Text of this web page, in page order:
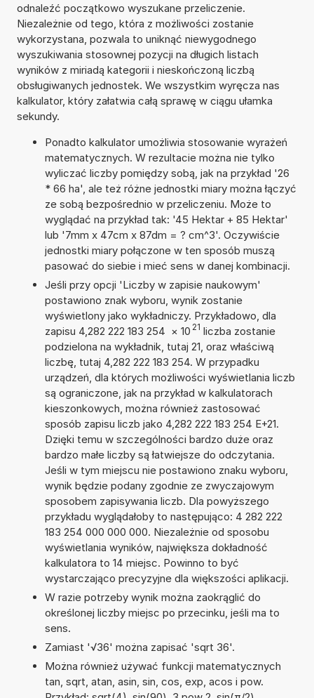
odnaleźć początkowo wyszukane przeliczenie.
Niezależnie od tego, która z możliwości zostanie
wykorzystana, pozwala to uniknąć niewygodnego
wyszukiwania stosownej pozycji na długich listach
wyników z miriadą kategorii i nieskończoną liczbą
obsługiwanych jednostek. We wszystkim wyręcza nas
kalkulator, który załatwia całą sprawę w ciągu ułamka
sekundy.
Ponadto kalkulator umożliwia stosowanie wyrażeń
matematycznych. W rezultacie można nie tylko
wyliczać liczby pomiędzy sobą, jak na przykład '26
* 66 ha', ale też różne jednostki miary można łączyć
ze sobą bezpośrednio w przeliczeniu. Może to
wyglądać na przykład tak: '45 Hektar + 85 Hektar'
lub '7mm x 47cm x 87dm = ? cm^3'. Oczywiście
jednostki miary połączone w ten sposób muszą
pasować do siebie i mieć sens w danej kombinacji.
Jeśli przy opcji 'Liczby w zapisie naukowym'
postawiono znak wyboru, wynik zostanie
wyświetlony jako wykładniczy. Przykładowo, dla
zapisu 4,282 222 183 254 × 10 21 liczba zostanie
podzielona na wykładnik, tutaj 21, oraz właściwą
liczbę, tutaj 4,282 222 183 254. W przypadku
urządzeń, dla których możliwości wyświetlania liczb
są ograniczone, jak na przykład w kalkulatorach
kieszonkowych, można również zastosować
sposób zapisu liczb jako 4,282 222 183 254 E+21.
Dzięki temu w szczególności bardzo duże oraz
bardzo małe liczby są łatwiejsze do odczytania.
Jeśli w tym miejscu nie postawiono znaku wyboru,
wynik będzie podany zgodnie ze zwyczajowym
sposobem zapisywania liczb. Dla powyższego
przykładu wyglądałoby to następująco: 4 282 222
183 254 000 000 000. Niezależnie od sposobu
wyświetlania wyników, największa dokładność
kalkulatora to 14 miejsc. Powinno to być
wystarczająco precyzyjne dla większości aplikacji.
W razie potrzeby wynik można zaokrąglić do
określonej liczby miejsc po przecinku, jeśli ma to
sens.
Zamiast '√36' można zapisać 'sqrt 36'.
Można również używać funkcji matematycznych
tan, sqrt, atan, asin, sin, cos, exp, acos i pow.